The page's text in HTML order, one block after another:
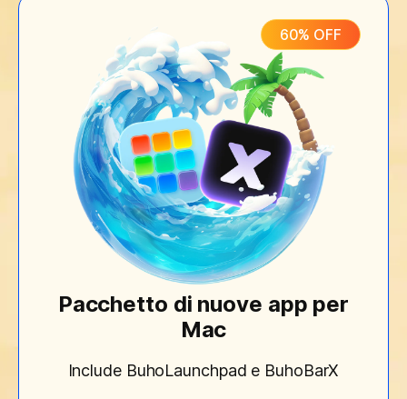
60% OFF
Pacchetto di nuove app per
Mac
Include BuhoLaunchpad e BuhoBarX